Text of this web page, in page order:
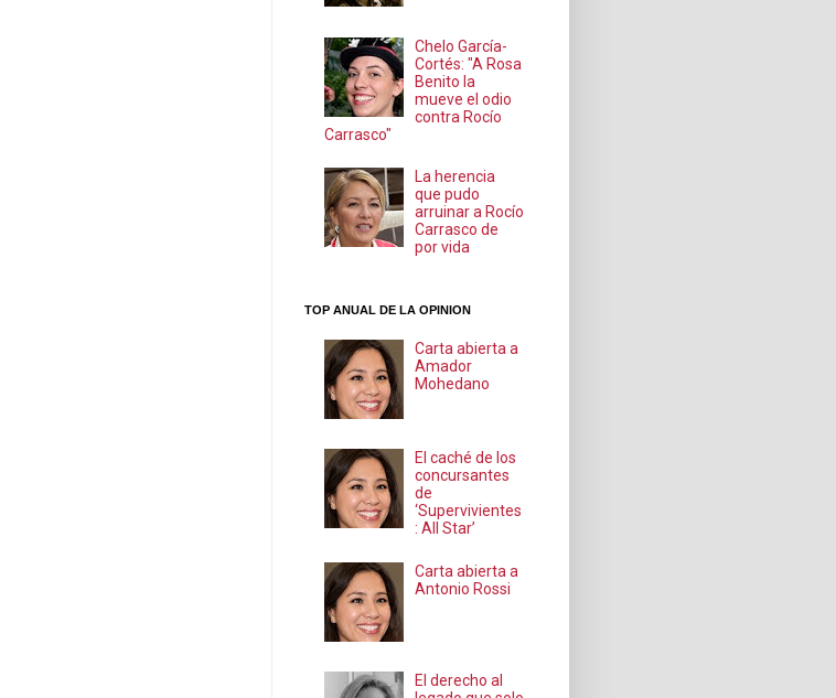
Chelo García-
Cortés: "A Rosa
Benito la
mueve el odio
contra Rocío
Carrasco"
La herencia
que pudo
arruinar a Rocío
Carrasco de
por vida
TOP ANUAL DE LA OPINION
Carta abierta a
Amador
Mohedano
El caché de los
concursantes
de
‘Supervivientes
: All Star’
Carta abierta a
Antonio Rossi
El derecho al